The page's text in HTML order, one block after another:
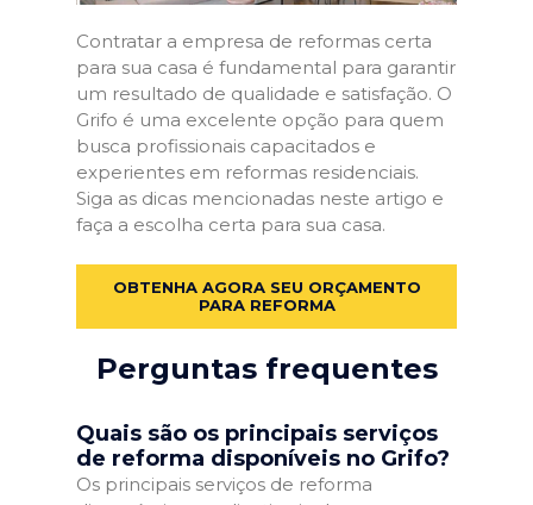
Contratar a empresa de reformas certa
para sua casa é fundamental para garantir
um resultado de qualidade e satisfação. O
Grifo é uma excelente opção para quem
busca profissionais capacitados e
experientes em reformas residenciais.
Siga as dicas mencionadas neste artigo e
faça a escolha certa para sua casa.
OBTENHA AGORA SEU ORÇAMENTO
PARA REFORMA
Perguntas frequentes
Quais são os principais serviços
de reforma disponíveis no Grifo?
Os principais serviços de reforma